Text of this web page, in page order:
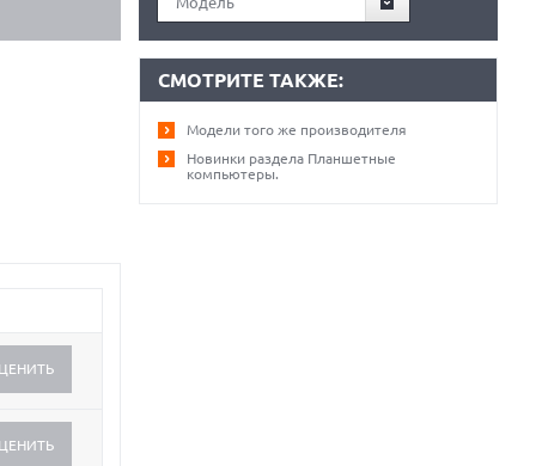
СМОТРИТЕ ТАКЖЕ:
Модели того же производителя
Новинки раздела Планшетные
компьютеры.